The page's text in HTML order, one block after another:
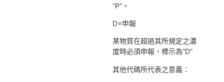
“P”。
D=申報
某物質在超過其所規定之濃
度時必須申報，標示為“D”
其他代碼所代表之意義：